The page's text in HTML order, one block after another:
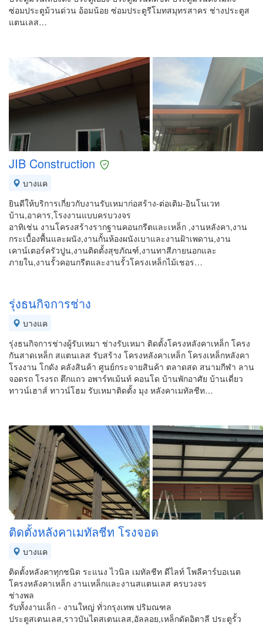
ซ่อมประตูม้วนด่วน อ้อมน้อย ซ่อมประตูรีโมทสมุทรสาคร ช่างประตูส
แตนเลส…
JIB Construction
บางแค
ยินดีให้บริการเกี่ยวกับงานรับเหมาก่อสร้าง-ต่อเติม-อินโนเวท
บ้าน,อาคาร,โรงงานแบบครบวงจร
อาทิเช่น งานโครงสร้างรากฐานคอนกรีตและเหล็ก ,งานหลังคา,งาน
กระเบื้องพื้นและผนัง,งานกั้นห้องผนังเบาและงานฝ้าเพดาน,งาน
เคาน์เตอร์ครัวปูน,งานติดตั้งสุขภัณฑ์,งานทาสีภายนอกและ
ภายใน,งานรั้วคอนกรีตและงานรั้วโครงเหล็กไม้เชอร…
รุ่งธนกิจการช่าง
บางแค
รุ่งธนกิจการช่างผู้รับเหมา ช่างรับเหมา ติดตั้งโครงหลังคาเหล็ก โครง
กันสาดเหล็ก สแตนเลส รับสร้าง โครงหลังคาเหล็ก โครงเหล็กหลังคา
โรงงาน โกดัง คลังสินค้า ศูนย์กระจายสินค้า ตลาดสด สนามกีฬา ลาน
จอดรถ โรงรถ ตึกแถว อพาร์ทเม้นท์ คอนโด บ้านพักอาศัย บ้านเดี่ยว
ทาวน์เฮาส์ ทาวน์โฮม รับเหมาติดตั้ง มุง หลังคาเมทัลชีท…
ติดตั้งหลังคาเมทัลชีท โรงจอด
บางแค
ติดตั้งหลังคาทุกชนิด ระแนง ไวนิล เมทัลชีท ดีไลท์ โพลีคาร์บอเนต
โครงหลังคาเหล็ก งานเหล็กและงานสแตนเลส ครบวงจร
ช่างพล
รับทั้งงานเล็ก - งานใหญ่ ทั่วกรุงเทพ ปริมณฑล
ประตูสเตนเลส,ราวบันไดสเตนเลส,อัลลอย,เหล็กดัดอิตาลี ประตูรั้ว